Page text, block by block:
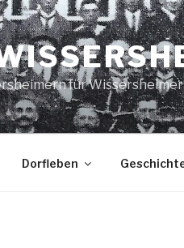
für Wissersheimer
Dorfleben